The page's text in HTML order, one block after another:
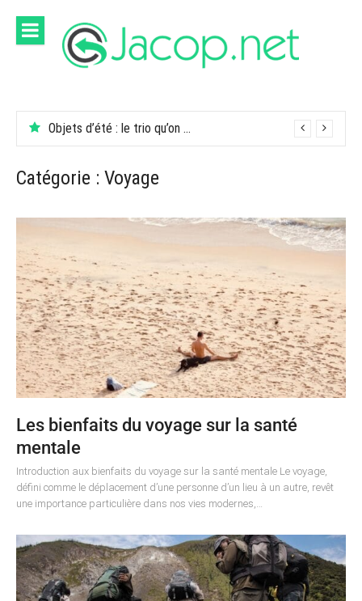
contenu
Objets d’été : le trio qu’on garde dans son sac
Catégorie : Voyage
Les bienfaits du voyage sur la santé
mentale
Introduction aux bienfaits du voyage sur la santé mentale Le voyage,
défini comme le déplacement d’une personne d’un lieu à un autre, revêt
une importance particulière dans nos vies modernes,…